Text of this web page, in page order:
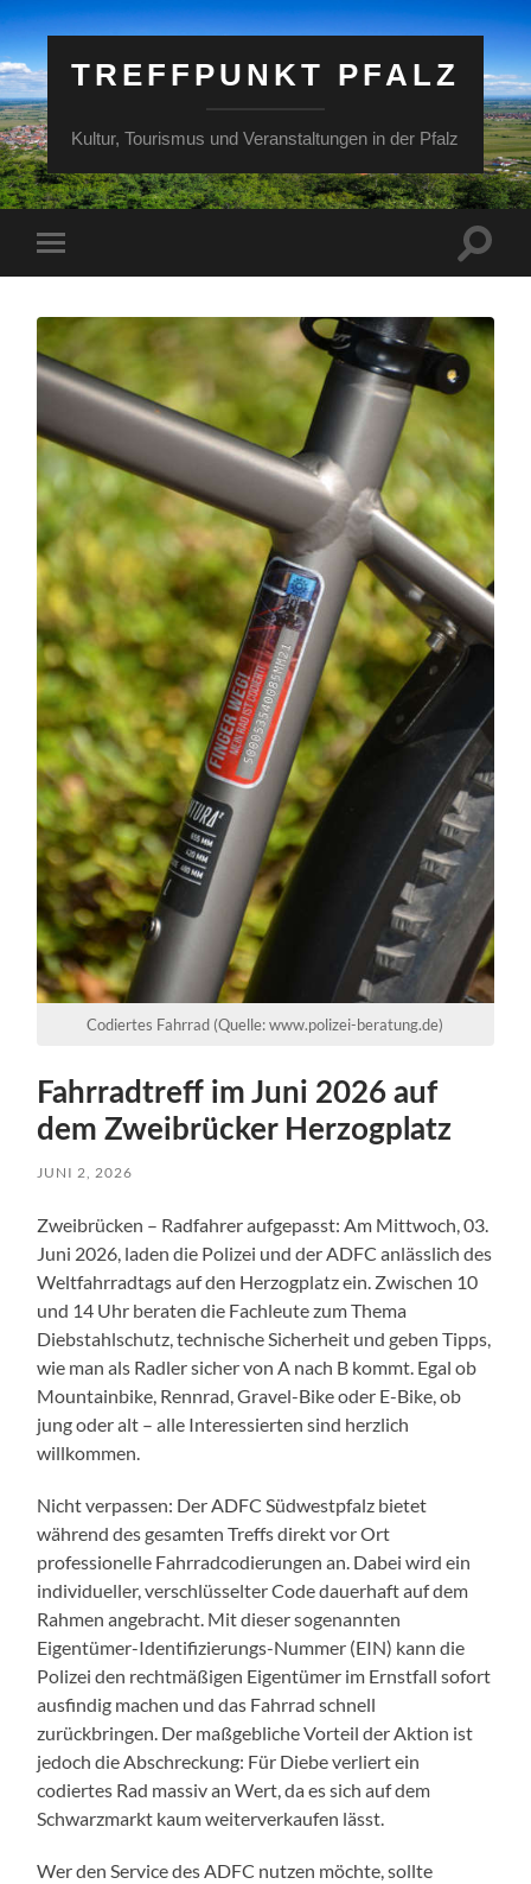
TREFFPUNKT PFALZ
Kultur, Tourismus und Veranstaltungen in der Pfalz
Mobile-
Menü
Codiertes Fahrrad (Quelle: www.polizei-beratung.de)
Fahrradtreff im Juni 2026 auf
dem Zweibrücker Herzogplatz
JUNI 2, 2026
Zweibrücken – Radfahrer aufgepasst: Am Mittwoch, 03.
Juni 2026, laden die Polizei und der ADFC anlässlich des
Weltfahrradtags auf den Herzogplatz ein. Zwischen 10
und 14 Uhr beraten die Fachleute zum Thema
Diebstahlschutz, technische Sicherheit und geben Tipps,
wie man als Radler sicher von A nach B kommt. Egal ob
Mountainbike, Rennrad, Gravel-Bike oder E-Bike, ob
jung oder alt – alle Interessierten sind herzlich
willkommen.
Nicht verpassen: Der ADFC Südwestpfalz bietet
während des gesamten Treffs direkt vor Ort
professionelle Fahrradcodierungen an. Dabei wird ein
individueller, verschlüsselter Code dauerhaft auf dem
Rahmen angebracht. Mit dieser sogenannten
Eigentümer-Identifizierungs-Nummer (EIN) kann die
Polizei den rechtmäßigen Eigentümer im Ernstfall sofort
ausfindig machen und das Fahrrad schnell
zurückbringen. Der maßgebliche Vorteil der Aktion ist
jedoch die Abschreckung: Für Diebe verliert ein
codiertes Rad massiv an Wert, da es sich auf dem
Schwarzmarkt kaum weiterverkaufen lässt.
Wer den Service des ADFC nutzen möchte, sollte